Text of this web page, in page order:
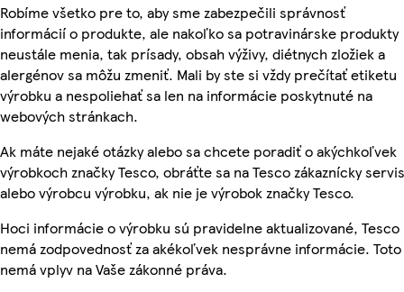
Robíme všetko pre to, aby sme zabezpečili správnosť
informácií o produkte, ale nakoľko sa potravinárske produkty
neustále menia, tak prísady, obsah výživy, diétnych zložiek a
alergénov sa môžu zmeniť. Mali by ste si vždy prečítať etiketu
výrobku a nespoliehať sa len na informácie poskytnuté na
webových stránkach.
Ak máte nejaké otázky alebo sa chcete poradiť o akýchkoľvek
výrobkoch značky Tesco, obráťte sa na Tesco zákaznícky
alebo výrobcu výrobku, ak nie je výrobok značky Tesco.
Hoci informácie o výrobku sú pravidelne aktualizované, Tesco
nemá zodpovednosť za akékoľvek nesprávne informácie. Toto
nemá vplyv na Vaše zákonné práva.